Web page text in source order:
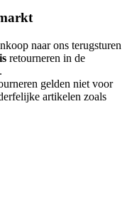
naar ons terugsturen
retourneren in de
.
gelden niet voor
artikelen zoals